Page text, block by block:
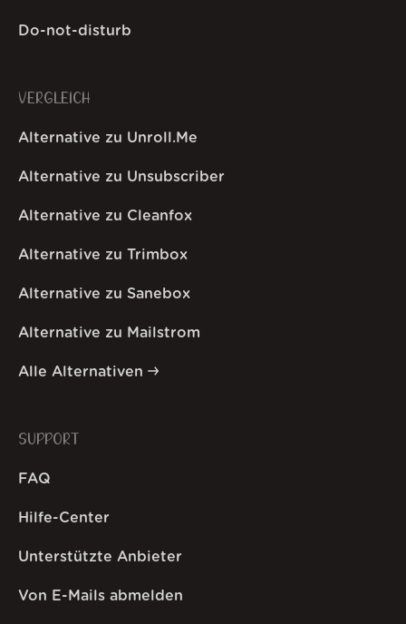
Do-not-disturb
VERGLEICH
Alternative zu Unroll.Me
Alternative zu Unsubscriber
Alternative zu Cleanfox
Alternative zu Trimbox
Alternative zu Sanebox
Alternative zu Mailstrom
Alle Alternativen
SUPPORT
FAQ
Hilfe-Center
Unterstützte Anbieter
Von E-Mails abmelden